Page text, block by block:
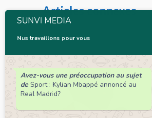
Articles connexes
SUNVI MEDIA
Nus travaillons pour vous
Avez-vous une préoccupation au sujet
de Sport : Kylian Mbappé annoncé au
Real Madrid?